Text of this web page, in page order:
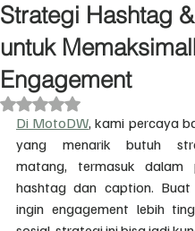
Strategi Hashtag
untuk
Engagement
Dinilai NaN dari 5 bintang.
Di MotoDW, kami percaya
yang menarik butuh
matang, termasuk dalam
hashtag dan caption.
ingin engagement lebih